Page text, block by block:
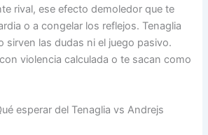
rival, ese efecto demoledor que te
o a congelar los reflejos. Tenaglia
sirven las dudas ni el juego pasivo.
violencia calculada o te sacan como
esperar del Tenaglia vs Andrejs